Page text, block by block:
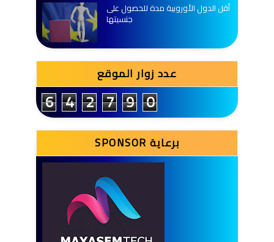
أقل الدول الأوروبية مدة للحصول على
جنسيتها
عدد زوار الموقع
6 4 2 7 9 0
SPONSOR برعاية